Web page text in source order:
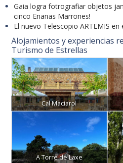
Gaia logra fotrografiar objetos
cinco Enanas Marrones!
El nuevo Telescopio ARTEMIS
Alojamientos y experiencias
Turismo de Estrellas
Cal Maciarol
A Torre de Laxe